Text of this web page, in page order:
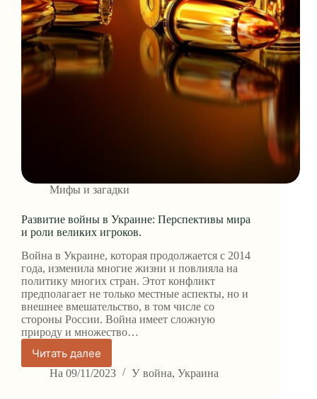
Мифы и загадки
Развитие войны в Украине: Перспективы мира
и роли великих игроков.
Война в Украине, которая продолжается с 2014
года, изменила многие жизни и повлияла на
политику многих стран. Этот конфликт
предполагает не только местные аспекты, но и
внешнее вмешательство, в том числе со
стороны России. Война имеет сложную
природу и множество…
Читать далее
Развитие
войны
На 09/11/2023 У война, Украина